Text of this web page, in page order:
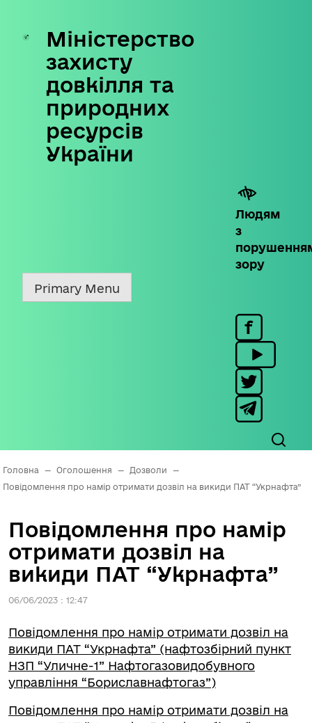
Skip
content
Міністерство
захисту
довкілля та
природних
ресурсів
України
Людям
з
зору
Primary Menu
Головна — Оголошення — Дозволи
—
Повідомлення про намір отримати дозвіл на викиди ПАТ “Укрнафта”
Повідомлення про намір
отримати дозвіл на
викиди ПАТ “Укрнафта”
06/06/2023 : 12:47
Повідомлення про намір отримати дозвіл на
викиди ПАТ “Укрнафта” (нафтозбірний пункт
НЗП “Уличне-1” Нафтогазовидобувного
управління “Бориславнафтогаз”)
Повідомлення про намір отримати дозвіл на